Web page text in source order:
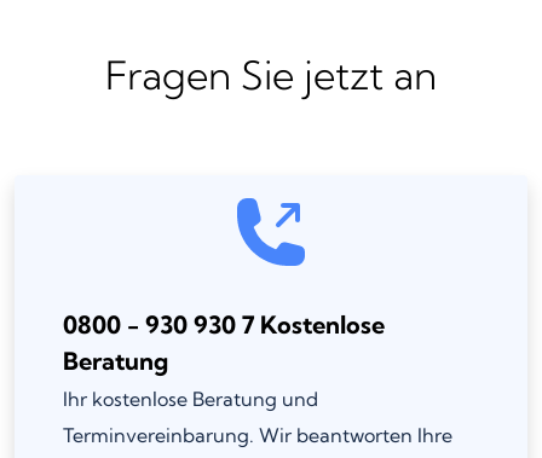
Fragen Sie jetzt an
0800 - 930 930 7 Kostenlose
Beratung
Ihr kostenlose Beratung und
Terminvereinbarung. Wir beantworten Ihre